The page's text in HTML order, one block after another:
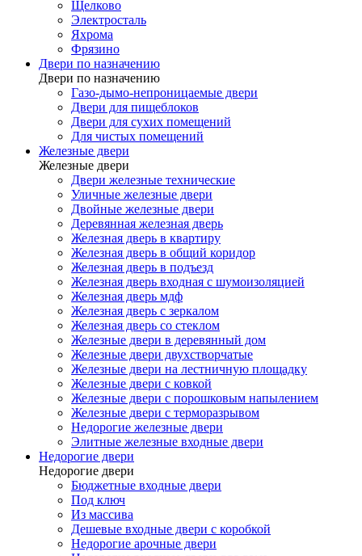
Щелково
Электросталь
Яхрома
Фрязино
Двери по назначению
Двери по назначению
Газо-дымо-непроницаемые двери
Двери для пищеблоков
Двери для сухих помещений
Для чистых помещений
Железные двери
Железные двери
Двери железные технические
Уличные железные двери
Двойные железные двери
Деревянная железная дверь
Железная дверь в квартиру
Железная дверь в общий коридор
Железная дверь в подъезд
Железная дверь входная с шумоизоляцией
Железная дверь мдф
Железная дверь с зеркалом
Железная дверь со стеклом
Железные двери в деревянный дом
Железные двери двухстворчатые
Железные двери на лестничную площадку
Железные двери с ковкой
Железные двери с порошковым напылением
Железные двери с терморазрывом
Недорогие железные двери
Элитные железные входные двери
Недорогие двери
Недорогие двери
Бюджетные входные двери
Под ключ
Из массива
Дешевые входные двери с коробкой
Недорогие арочные двери